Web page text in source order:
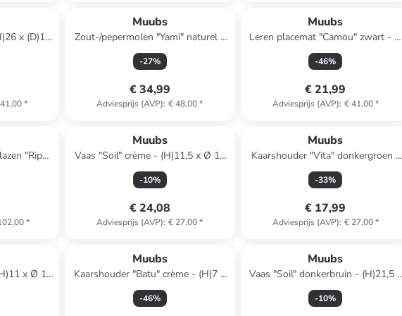
x (D)12
*
Muubs
Zout-/pepermolen "Yami" naturel -
(H)15 x Ø 6,5 cm
-27%
€ 34,99
Adviesprijs (AVP): € 48,00*
Muubs
Leren placemat "Camou" zwart - Ø
36 cm
-46%
€ 21,99
Adviesprijs (AVP): € 41,00*
"Ripe"
*
Muubs
Vaas "Soil" crème - (H)11,5 x Ø 18
cm
-10%
€ 24,08
Adviesprijs (AVP): € 27,00*
Muubs
Kaarshouder "Vita" donkergroen -
(H)12 x Ø 7,3 cm
-33%
€ 17,99
Adviesprijs (AVP): € 27,00*
x Ø 11
Muubs
Kaarshouder "Batu" crème - (H)7 x
Ø 10 cm
-46%
Muubs
Vaas "Soil" donkerbruin - (H)21,5 x
Ø 18 cm
-10%